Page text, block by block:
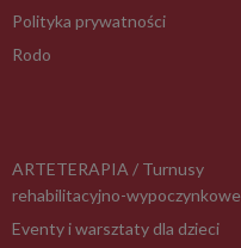
Polityka prywatności
Rodo
ARTETERAPIA / Turnusy
rehabilitacyjno-wypoczynkowe
Eventy i warsztaty dla dzieci